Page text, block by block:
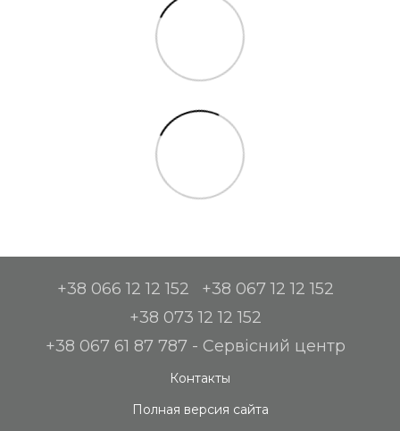
+38 066 12 12 152
+38 067 12 12 152
+38 073 12 12 152
+38 067 61 87 787 - Сервісний центр
Контакты
Полная версия сайта